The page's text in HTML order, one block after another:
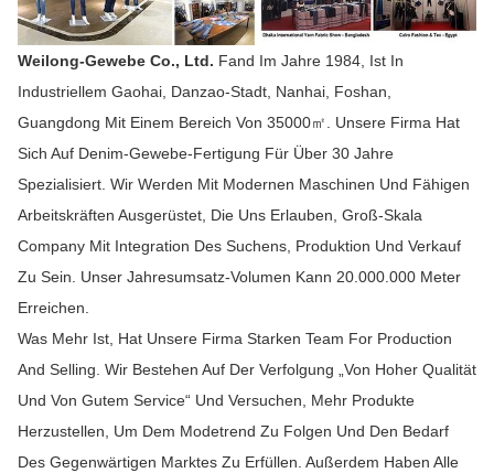
Weilong-Gewebe Co., Ltd. Fand Im Jahre 1984, Ist In
Industriellem Gaohai, Danzao-Stadt, Nanhai, Foshan,
Guangdong Mit Einem Bereich Von 35000㎡. Unsere Firma Hat
Sich Auf Denim-Gewebe-Fertigung Für Über 30 Jahre
Spezialisiert. Wir Werden Mit Modernen Maschinen Und Fähigen
Arbeitskräften Ausgerüstet, Die Uns Erlauben, Groß-Skala
Company Mit Integration Des Suchens, Produktion Und Verkauf
Zu Sein. Unser Jahresumsatz-Volumen Kann 20.000.000 Meter
Erreichen.
Was Mehr Ist, Hat Unsere Firma Starken Team For Production
And Selling. Wir Bestehen Auf Der Verfolgung „von Hoher Qualität
Und Von Gutem Service“ Und Versuchen, Mehr Produkte
Herzustellen, Um Dem Modetrend Zu Folgen Und Den Bedarf
Des Gegenwärtigen Marktes Zu Erfüllen. Außerdem Haben Alle